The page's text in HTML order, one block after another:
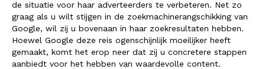
de situatie voor haar adverteerders te verbeteren. Net zo
graag als u wilt stijgen in de zoekmachinerangschikking van
Google, wil zij u bovenaan in haar zoekresultaten hebben.
Hoewel Google deze reis ogenschijnlijk moeilijker heeft
gemaakt, komt het erop neer dat zij u concretere stappen
aanbiedt voor het hebben van waardevolle content.